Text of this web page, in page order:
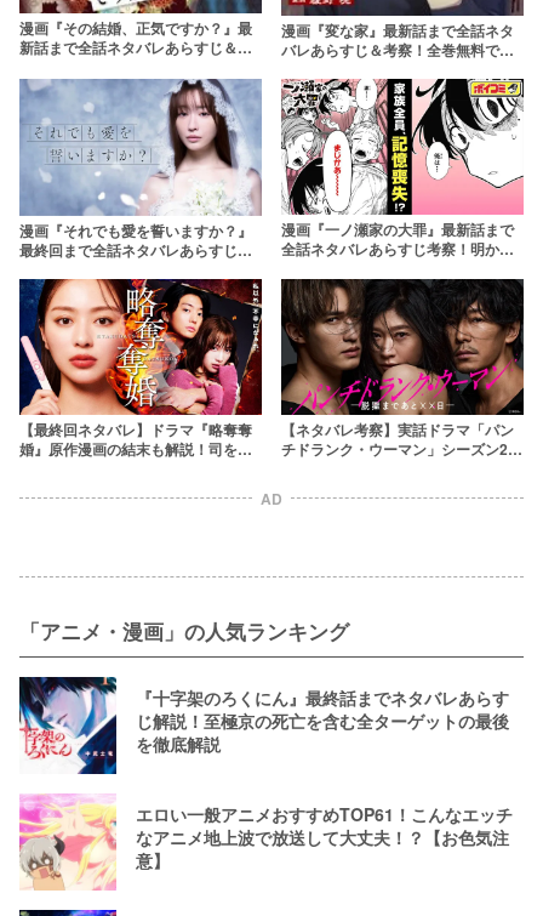
漫画『その結婚、正気ですか？』最
新話まで全話ネタバレあらすじ＆感
ドラマ情報も
漫画『変な家』最新話まで全話ネタ
バレあらすじ＆考察！全巻無料で読
漫画『それでも愛を誓いますか？』
最終回まで全話ネタバレあらすじ解
rawやバンクは危険？
漫画『一ノ瀬家の大罪』最新話まで
全話ネタバレあらすじ考察！明かさ
【最終回ネタバレ】ドラマ『略奪奪
婚』原作漫画の結末も解説！司を取
【ネタバレ考察】実話ドラマ「パン
チドランク・ウーマン」シーズン2の
AD
「アニメ・漫画」の人気ランキング
『十字架のろくにん』最終話までネタバレあらす
じ解説！至極京の死亡を含む全ターゲットの最後
を徹底解説
エロい一般アニメおすすめTOP61！こんなエッチ
なアニメ地上波で放送して大丈夫！？【お色気注
意】